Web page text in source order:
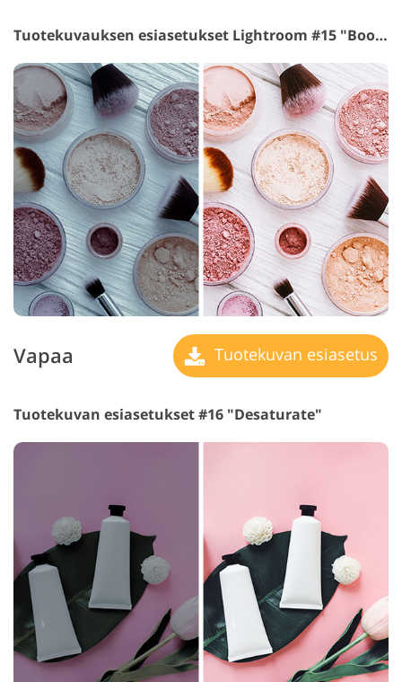
Tuotekuvauksen esiasetukset Lightroom #15 "Boost"
Vapaa Tuotekuvan esiasetus
Tuotekuvan esiasetukset #16 "Desaturate"